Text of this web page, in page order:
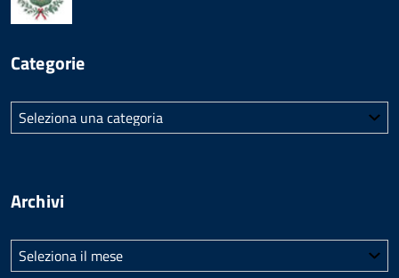
Categorie
Categorie
Archivi
Archivi